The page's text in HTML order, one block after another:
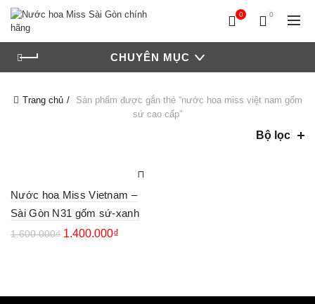
0 0
CHUYÊN MỤC
Trang chủ
Sản phẩm được gắn thẻ “nước hoa miss việt nam gốm
sứ cao cấp”
Bộ lọc
Nước hoa Miss Vietnam –
Sài Gòn N31 gốm sứ-xanh
1.600.000₫ 1.400.000₫